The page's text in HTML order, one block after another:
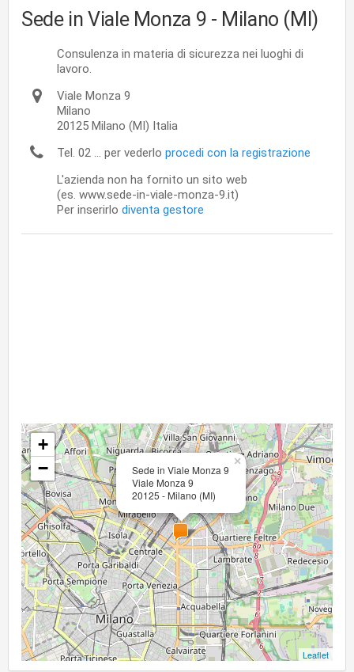
Sede in Viale Monza 9 - Milano (MI)
Consulenza in materia di sicurezza nei luoghi di
lavoro.
Viale Monza 9
Milano
20125 Milano (MI) Italia
Tel. 02 ... per vederlo procedi con la registrazione
L'azienda non ha fornito un sito web
(es. www.sede-in-viale-monza-9.it)
Per inserirlo diventa gestore
Sede in Viale Monza 9
Viale Monza 9
20125 - Milano (MI)
×
+
−
Leaflet